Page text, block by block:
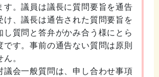
す。議員は議長に質問要旨を通告
け、議長は通告された質問要旨を
し質問と答弁がかみ合う様にとら
です。事前の通告ない質問は原則
。
議会一般質問は、申し合わせ事項